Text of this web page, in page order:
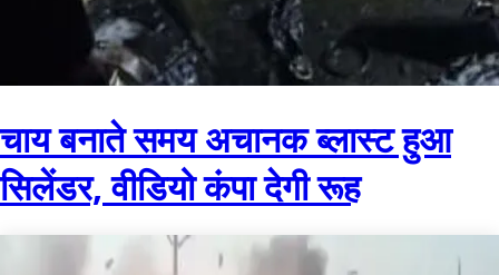
चाय बनाते समय अचानक ब्लास्ट हुआ
सिलेंडर, वीडियो कंपा देगी रूह